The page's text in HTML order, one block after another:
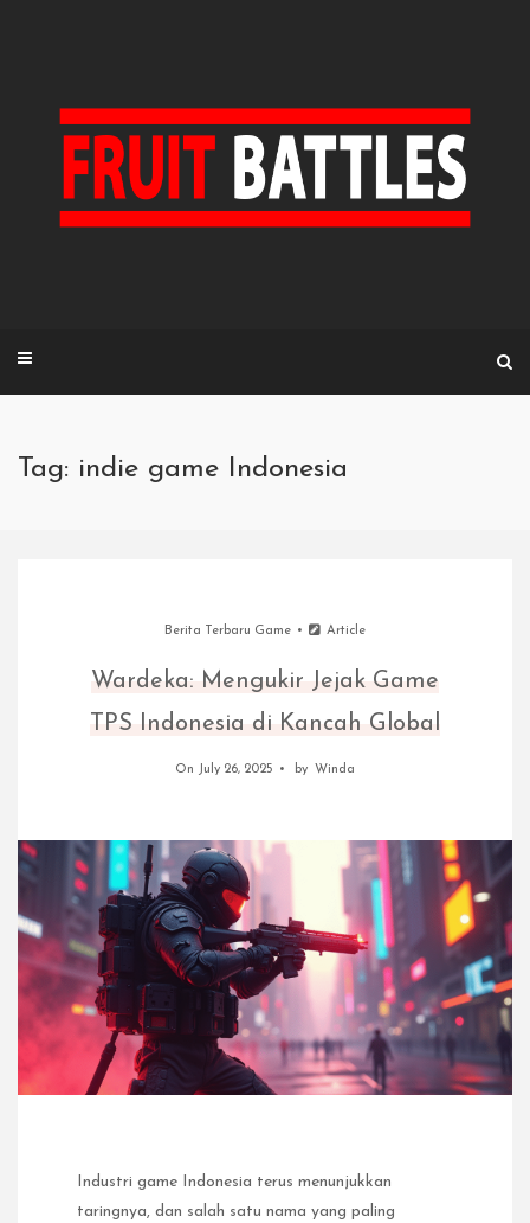
Tag: indie game Indonesia
Berita Terbaru Game Article
Wardeka: Mengukir Jejak Game
TPS Indonesia di Kancah Global
On July 26, 2025 by Winda
Industri game Indonesia terus menunjukkan
taringnya, dan salah satu nama yang paling